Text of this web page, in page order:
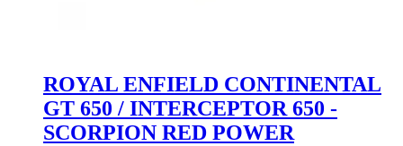
ROYAL ENFIELD CONTINENTAL
GT 650 / INTERCEPTOR 650 -
SCORPION RED POWER